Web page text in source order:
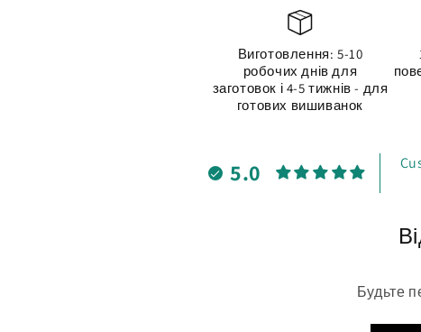
Виготовлення: 5-10
робочих днів для
заготовок і 4-5 тижнів - для
готових вишиванок
5.0
Будьте